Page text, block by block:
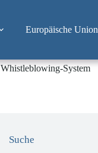
Europäische Union
Whistleblowing-System
Suche